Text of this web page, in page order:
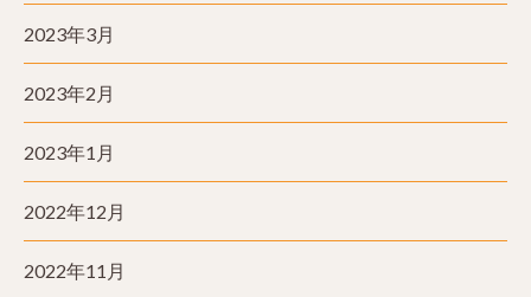
2023年3月
2023年2月
2023年1月
2022年12月
2022年11月